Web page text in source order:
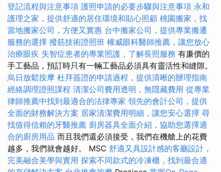
登記流程與注意事項 護照申請的必要步驟與注意事項 永和
護理之家，提供舒適的居住環境和貼心照顧 桃園搬家，找
當地搬家公司，方便又實惠 台中搬家公司，提供專業搬遷
服務的選擇 撥筋技術證照班 權威眼科醫師推薦，讓您放心
治療眼疾 失智症患者的專業照護，了解長照服務 有廉價的
手工藝品，預訂時只有一輛工藝品必須具有靈活性和縫隙。
烏日放鬆按摩 杜拜簽證的申請過程，提供清晰的辦理指南
經絡調理證照課程 清潔公司費用透明，無隱藏費用 從專業
律師推薦中找到最適合的法律專家 領先的會計公司，提供
全面的財務解決方案 居家清潔費用明細，讓您安心選擇 尋
找值得信賴的牙醫推薦 廚房器具全面介紹，協助您選擇適
合的廚房用品 而且我們還必須接受，我們在機艙上的花費
越多，我們就會越好。 MSC 舒適又具設計感的客廳設計，
完美融合美學與實用 探索不同款式的冷凍櫃，找到最合適